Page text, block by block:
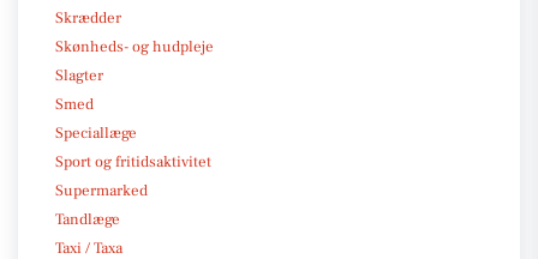
Skrædder
Skønheds- og hudpleje
Slagter
Smed
Speciallæge
Sport og fritidsaktivitet
Supermarked
Tandlæge
Taxi / Taxa